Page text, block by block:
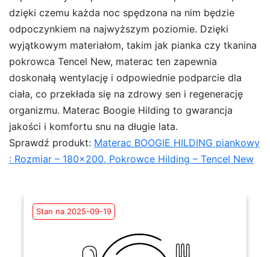
dzięki czemu każda noc spędzona na nim będzie
odpoczynkiem na najwyższym poziomie. Dzięki
wyjątkowym materiałom, takim jak pianka czy tkanina
pokrowca Tencel New, materac ten zapewnia
doskonałą wentylację i odpowiednie podparcie dla
ciała, co przekłada się na zdrowy sen i regenerację
organizmu. Materac Boogie Hilding to gwarancja
jakości i komfortu snu na długie lata.
Sprawdź produkt: Materac BOOGIE HILDING piankowy
: Rozmiar – 180×200, Pokrowce Hilding – Tencel New
Stan na 2025-09-19